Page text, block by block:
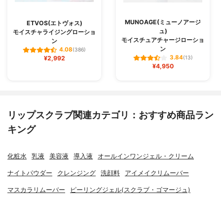
ETVOS(エトヴォス)
モイスチャライジングローショ
ン
4.08(386)
¥2,992
MUNOAGE(ミューノアージ
ュ)
モイスチュアチャージローショ
ン
3.84(13)
¥4,950
リップスクラブ関連カテゴリ：おすすめ商品ラン
キング
化粧水 乳液 美容液 導入液 オールインワンジェル・クリーム
ナイトパウダー クレンジング 洗顔料 アイメイクリムーバー
マスカラリムーバー ピーリングジェル(スクラブ・ゴマージュ)